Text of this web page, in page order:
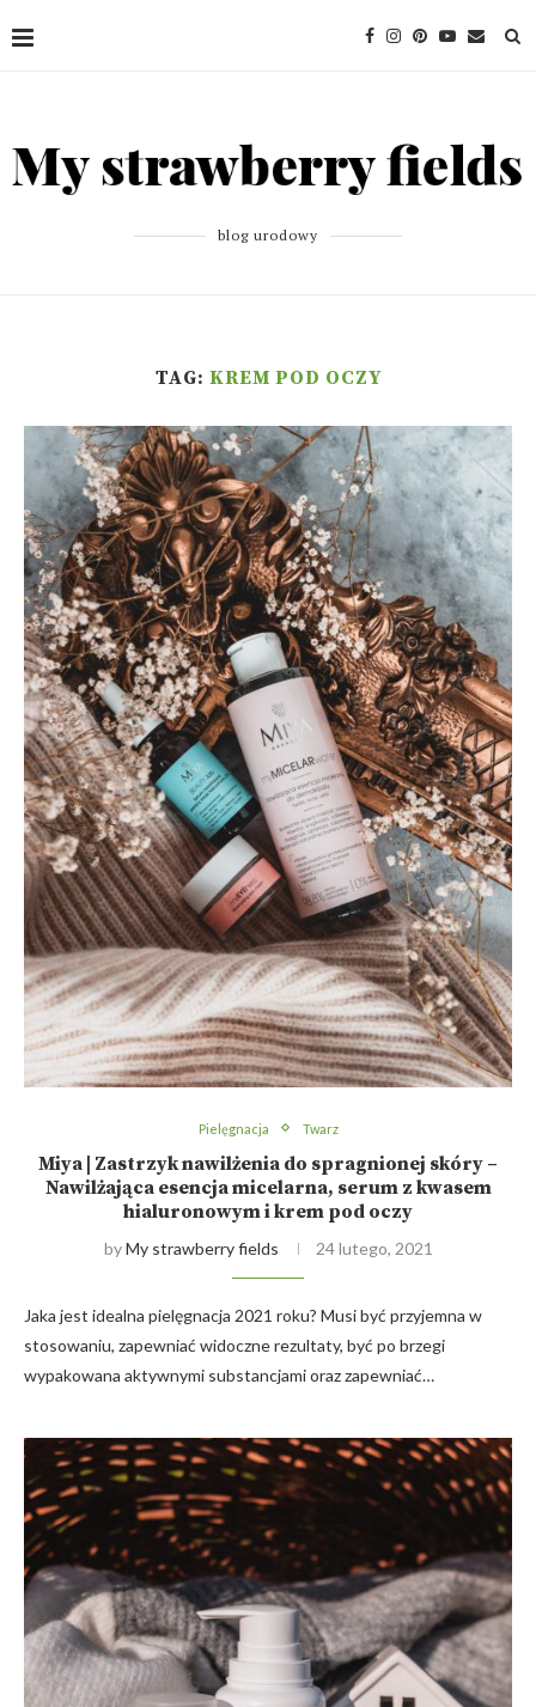
blog urodowy
TAG: KREM POD OCZY
Pielęgnacja Twarz
Miya | Zastrzyk nawilżenia do spragnionej skóry –
Nawilżająca esencja micelarna, serum z kwasem
hialuronowym i krem pod oczy
byMy strawberry fields 24 lutego, 2021
Jaka jest idealna pielęgnacja 2021 roku? Musi być przyjemna w
stosowaniu, zapewniać widoczne rezultaty, być po brzegi
wypakowana aktywnymi substancjami oraz zapewniać…